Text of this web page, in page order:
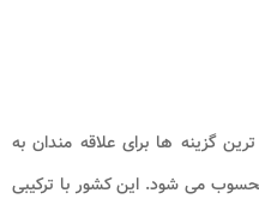
گزینه‌ ها برای علاقه‌ مندان به
می‌ شود. این کشور با ترکیبی